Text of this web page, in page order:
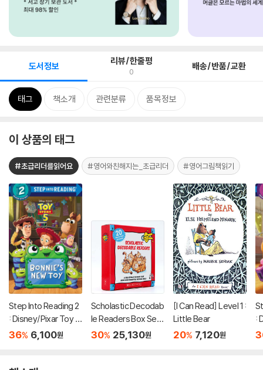
도서정보 리뷰/한줄평
0 배송/반품/교환
태그 책소개 관련분류 품목정보
이 상품의 태그
#초급리더를읽어요 #영어와친해지는_초급리더 #영어그림책읽기
Step Into Reading 2
: Disney/Pixar Toy S
tory 5 : Bonnie's Ne
36% 6,100원
Scholastic Decodab
le Readers Box Set
Level A (StoryPlus
30% 25,130원
[I Can Read] Level 1 :
Little Bear
20% 7,120원
: